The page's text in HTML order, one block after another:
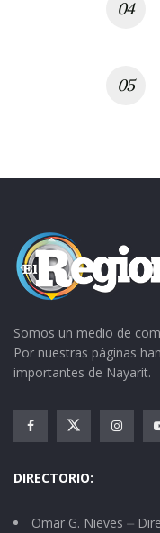
Somos un medio de
Por nuestras páginas
importantes de Nayarit.
DIRECTORIO:
Omar G. Nieves ⏤